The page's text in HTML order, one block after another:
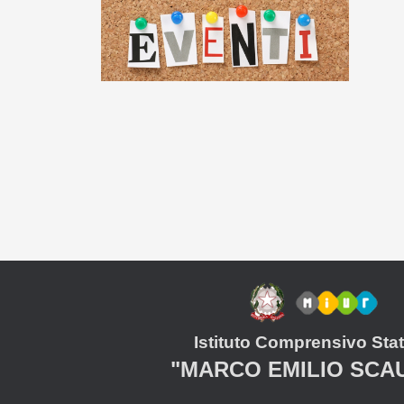
Istituto Comprensivo
"MARCO EMILIO